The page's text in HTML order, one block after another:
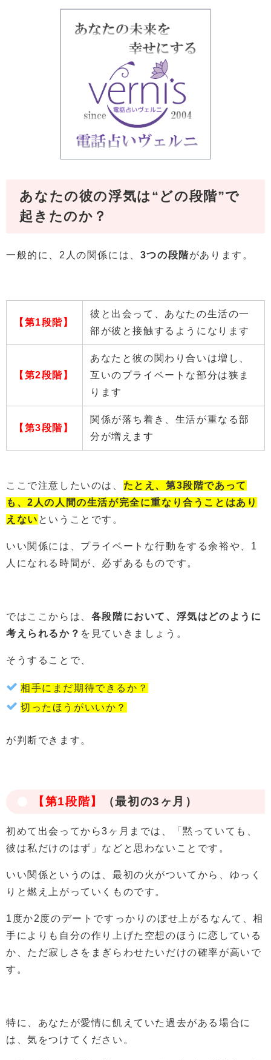
あなたの彼の浮気は“どの段階”で
起きたのか？
一般的に、2人の関係には、 3つの段階があります。
【第1段階】
彼と出会って、あなたの生活の一
部が彼と接触するようになります
【第2段階】
あなたと彼の関わり合いは増し、
互いのプライベートな部分は狭ま
ります
【第3段階】
関係が落ち着き、生活が重なる部
分が増えます
ここで注意したいのは、 たとえ、第3段階であって
も、2人の人間の生活が完全に重なり合うことはあり
えない ということです。
いい関係には、プライベートな行動をする余裕や、1
人になれる時間が、必ずあるものです。
ではここからは、 各段階において、浮気はどのように
考えられるか？ を見ていきましょう。
そうすることで、
相手にまだ期待できるか？
切ったほうがいいか？
が判断できます。
【第1段階】 （最初の3ヶ月）
初めて出会ってから3ヶ月までは、「黙っていても、
彼は私だけのはず」などと思わないことです。
いい関係というのは、最初の火がついてから、ゆっく
りと燃え上がっていくものです。
1度か2度のデートですっかりのぼせ上がるなんて、相
手によりも自分の作り上げた空想のほうに恋している
か、ただ寂しさをまぎらわせたいだけの確率が高いで
す。
特に、あなたが愛情に飢えていた過去がある場合に
は、気をつけてください。